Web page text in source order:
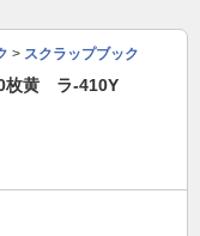
> スクラップブック
枚黄 ラ-410Y